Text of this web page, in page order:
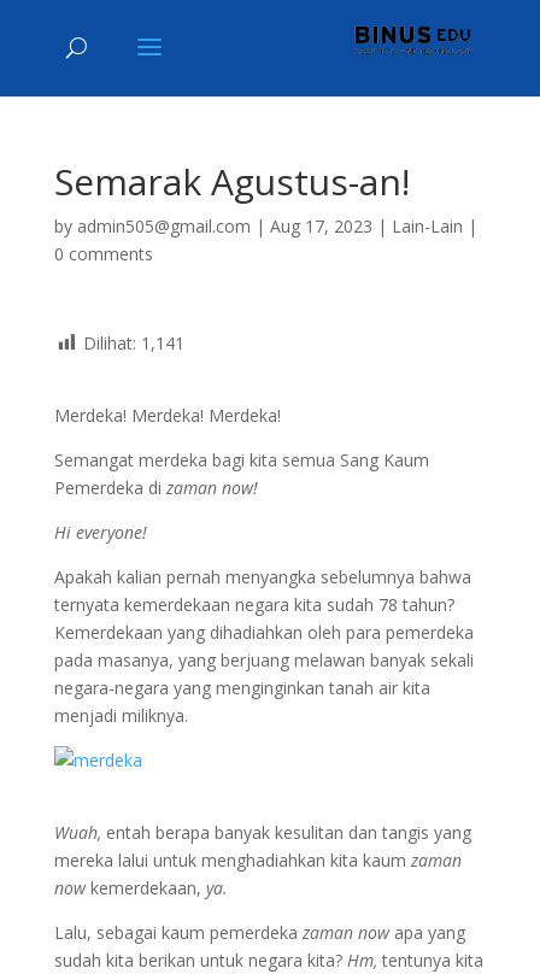
Semarak Agustus-an!
by admin505@gmail.com | Aug 17, 2023 | Lain-Lain |
0 comments
Dilihat: 1,141
Merdeka! Merdeka! Merdeka!
Semangat merdeka bagi kita semua Sang Kaum
Pemerdeka di zaman now!
Hi everyone!
Apakah kalian pernah menyangka sebelumnya bahwa
ternyata kemerdekaan negara kita sudah 78 tahun?
Kemerdekaan yang dihadiahkan oleh para pemerdeka
pada masanya, yang berjuang melawan banyak sekali
negara-negara yang menginginkan tanah air kita
menjadi miliknya.
Wuah, entah berapa banyak kesulitan dan tangis yang
mereka lalui untuk menghadiahkan kita kaum zaman
nowkemerdekaan, ya.
Lalu, sebagai kaum pemerdeka zaman now apa yang
sudah kita berikan untuk negara kita? Hm,tentunya kita